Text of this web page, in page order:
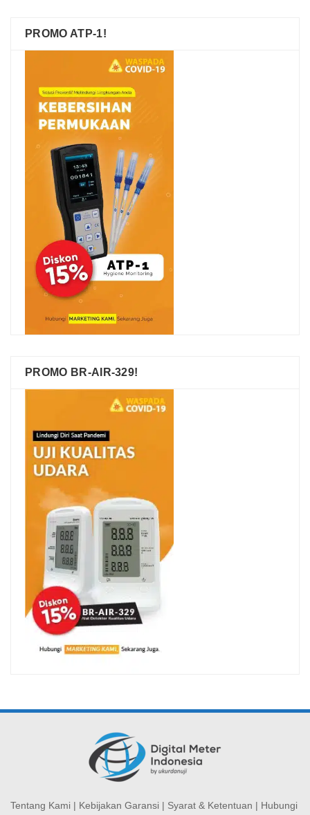
PROMO ATP-1!
PROMO BR-AIR-329!
Tentang Kami | Kebijakan Garansi | Syarat & Ketentuan | Hubungi